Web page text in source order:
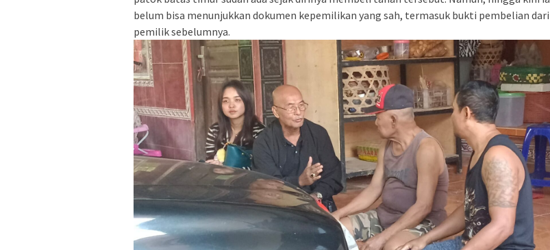
belum bisa menunjukkan dokumen kepemilikan yang sah, termasuk bukti pembelian dari
pemilik sebelumnya.